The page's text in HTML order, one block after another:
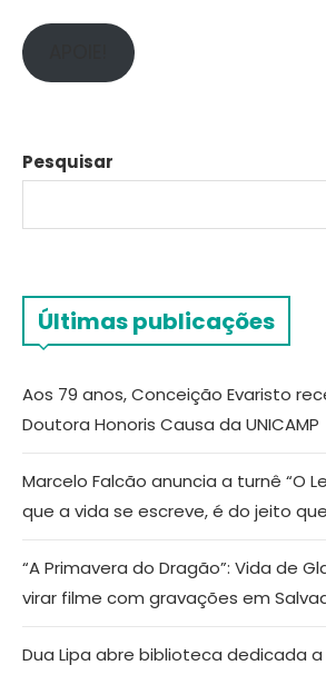
Pesquisar
Últimas publicações
Aos 79 anos, Conceição Evaristo
Doutora Honoris Causa da UNICAMP
Marcelo Falcão anuncia a turnê “O
que a vida se escreve, é do jeito
“A Primavera do Dragão”: Vida de
virar filme com gravações em
Dua Lipa abre biblioteca dedicada